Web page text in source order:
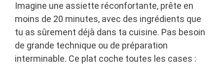
Imagine une assiette réconfortante, prête en
moins de 20 minutes, avec des ingrédients que
tu as sûrement déjà dans ta cuisine. Pas besoin
de grande technique ou de préparation
interminable. Ce plat coche toutes les cases :